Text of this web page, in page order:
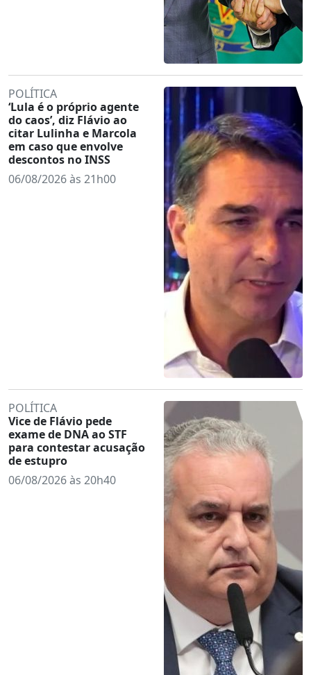
POLÍTICA
‘Lula é o próprio agente
do caos’, diz Flávio ao
citar Lulinha e Marcola
em caso que envolve
descontos no INSS
06/08/2026 às 21h00
POLÍTICA
Vice de Flávio pede
exame de DNA ao STF
para contestar acusação
de estupro
06/08/2026 às 20h40